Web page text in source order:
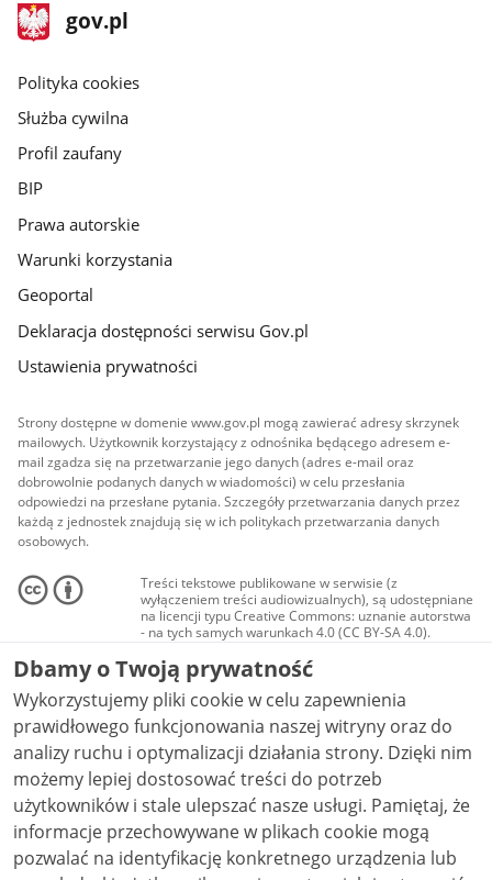
stopka
gov.pl
Strona
gov.pl
gov.pl
Polityka cookies
Służba cywilna
Profil zaufany
BIP
Prawa autorskie
Warunki korzystania
Geoportal
Deklaracja dostępności serwisu Gov.pl
Ustawienia prywatności
Strony dostępne w domenie www.gov.pl mogą zawierać adresy skrzynek
mailowych. Użytkownik korzystający z odnośnika będącego adresem e-
mail zgadza się na przetwarzanie jego danych (adres e-mail oraz
dobrowolnie podanych danych w wiadomości) w celu przesłania
odpowiedzi na przesłane pytania. Szczegóły przetwarzania danych przez
każdą z jednostek znajdują się w ich politykach przetwarzania danych
osobowych.
Treści tekstowe publikowane w serwisie (z
wyłączeniem treści audiowizualnych), są udostępniane
na licencji typu Creative Commons: uznanie autorstwa
- na tych samych warunkach 4.0 (CC BY-SA 4.0).
Materiały audiowizualne, w tym zdjęcia, materiały
audio i wideo, są udostępniane na licencji typu
Creative Commons: uznanie autorstwa użycie
niekomercyjne - bez utworów zależnych 4.0 (CC BY-
NC-ND 4.0), o ile nie jest to stwierdzone inaczej.
Dbamy o Twoją prywatność
Wykorzystujemy pliki cookie w celu zapewnienia
prawidłowego funkcjonowania naszej witryny oraz do
analizy ruchu i optymalizacji działania strony. Dzięki nim
możemy lepiej dostosować treści do potrzeb
użytkowników i stale ulepszać nasze usługi. Pamiętaj, że
informacje przechowywane w plikach cookie mogą
pozwalać na identyfikację konkretnego urządzenia lub